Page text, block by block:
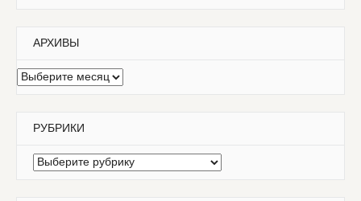
АРХИВЫ
Архивы
РУБРИКИ
Рубрики